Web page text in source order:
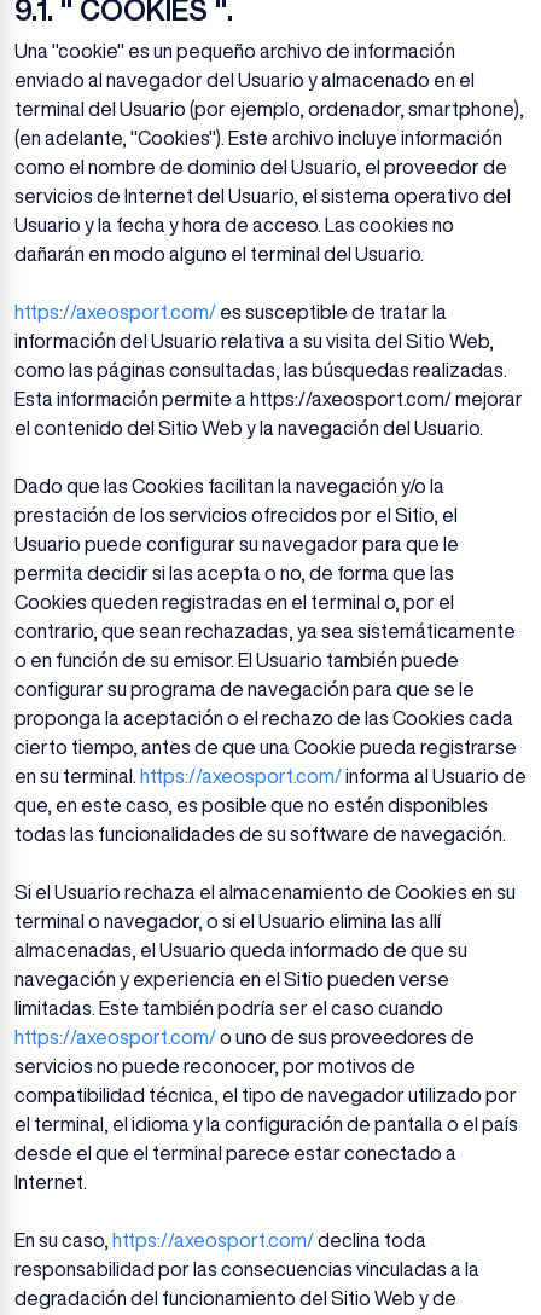
9.1. " COOKIES ".
Una "cookie" es un pequeño archivo de información
enviado al navegador del Usuario y almacenado en el
terminal del Usuario (por ejemplo, ordenador, smartphone),
(en adelante, "Cookies"). Este archivo incluye información
como el nombre de dominio del Usuario, el proveedor de
servicios de Internet del Usuario, el sistema operativo del
Usuario y la fecha y hora de acceso. Las cookies no
dañarán en modo alguno el terminal del Usuario.
https://axeosport.com/ es susceptible de tratar la
información del Usuario relativa a su visita del Sitio Web,
como las páginas consultadas, las búsquedas realizadas.
Esta información permite a https://axeosport.com/ mejorar
el contenido del Sitio Web y la navegación del Usuario.
Dado que las Cookies facilitan la navegación y/o la
prestación de los servicios ofrecidos por el Sitio, el
Usuario puede configurar su navegador para que le
permita decidir si las acepta o no, de forma que las
Cookies queden registradas en el terminal o, por el
contrario, que sean rechazadas, ya sea sistemáticamente
o en función de su emisor. El Usuario también puede
configurar su programa de navegación para que se le
proponga la aceptación o el rechazo de las Cookies cada
cierto tiempo, antes de que una Cookie pueda registrarse
en su terminal.
https://axeosport.com/informa al Usuario de
que, en este caso, es posible que no estén disponibles
todas las funcionalidades de su software de navegación.
Si el Usuario rechaza el almacenamiento de Cookies en su
terminal o navegador, o si el Usuario elimina las allí
almacenadas, el Usuario queda informado de que su
navegación y experiencia en el Sitio pueden verse
limitadas. Este también podría ser el caso cuando
https://axeosport.com/o uno de sus proveedores de
servicios no puede reconocer, por motivos de
compatibilidad técnica, el tipo de navegador utilizado por
el terminal, el idioma y la configuración de pantalla o el país
desde el que el terminal parece estar conectado a
Internet.
En su caso, https://axeosport.com/declina toda
responsabilidad por las consecuencias vinculadas a la
degradación del funcionamiento del Sitio Web y de